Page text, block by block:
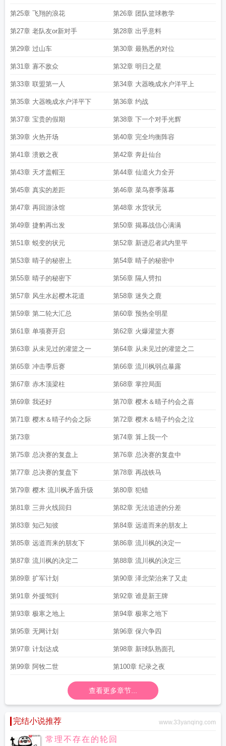
第25章 飞翔的浪花 第26章 团队篮球教学
第27章 老队友or新对手 第28章 出乎意料
第29章 过山车 第30章 最熟悉的对位
第31章 寡不敌众 第32章 明日之星
第33章 联盟第一人 第34章 大器晚成水户洋平上
第35章 大器晚成水户洋平下 第36章 约战
第37章 宝贵的假期 第38章 下一个对手光辉
第39章 火热开场 第40章 完全均衡阵容
第41章 溃败之夜 第42章 奔赴仙台
第43章 天才盖帽王 第44章 仙道火力全开
第45章 真实的差距 第46章 菜鸟赛季落幕
第47章 再回游泳馆 第48章 水货状元
第49章 捷豹再出发 第50章 揭幕战信心满满
第51章 蜕变的状元 第52章 新进忍者武内里平
第53章 晴子的秘密上 第54章 晴子的秘密中
第55章 晴子的秘密下 第56章 隔人劈扣
第57章 风生水起樱木花道 第58章 迷失之鹿
第59章 第二轮大汇总 第60章 预热全明星
第61章 单项赛开启 第62章 火爆灌篮大赛
第63章 从未见过的灌篮之一 第64章 从未见过的灌篮之二
第65章 冲击季后赛 第66章 流川枫弱点暴露
第67章 赤木顶梁柱 第68章 掌控局面
第69章 我还好 第70章 樱木＆晴子约会之喜
第71章 樱木＆晴子约会之际 第72章 樱木＆晴子约会之泣
第73章 第74章 算上我一个
第75章 总决赛的复盘上 第76章 总决赛的复盘中
第77章 总决赛的复盘下 第78章 再战铁马
第79章 樱木 流川枫矛盾升级 第80章 犯错
第81章 三井火线回归 第82章 无法追进的分差
第83章 知己知彼 第84章 远道而来的朋友上
第85章 远道而来的朋友下 第86章 流川枫的决定一
第87章 流川枫的决定二 第88章 流川枫的决定三
第89章 扩军计划 第90章 泽北荣治来了又走
第91章 外援驾到 第92章 谁是新王牌
第93章 极寒之地上 第94章 极寒之地下
第95章 无网计划 第96章 保六争四
第97章 计划达成 第98章 新球队熟面孔
第99章 阿牧二世 第100章 纪录之夜
查看更多章节...
完结小说推荐 www.33yanqing.com
常理不存在的轮回